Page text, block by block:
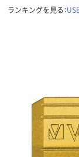
ランキングを見る：